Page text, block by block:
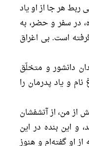
ربط هر جا از او یاد
در سفر و حضر، به
است. بی اغراق
دانشور و متخلّق
و یاد پدرمان را
از من، از آتشفشان
و این بنده در این
او گفته‌ام و هنوز